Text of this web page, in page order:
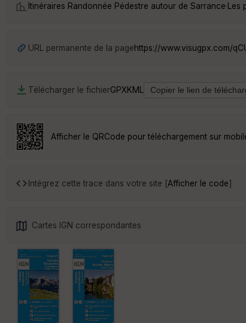
Itinéraires Randonnée Pédestre autour de Sarrance·
URL permanente de la pagehttps://www.visugpx.com/
Télécharger le fichierGPXKML
Afficher le QRCode pour téléchargement sur
Intégrez cette trace dans votre site [Afficher le code]
Cartes IGN correspondantes